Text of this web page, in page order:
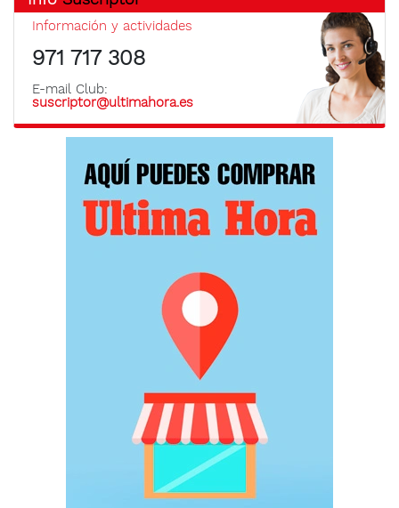
Información y actividades
971 717 308
E-mail Club:
suscriptor@ultimahora.es